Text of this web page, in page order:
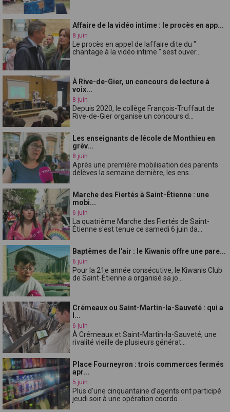
Affaire de la vidéo intime : le procès en app...
8 juin
Le procès en appel de laffaire dite du "
chantage à la vidéo intime " sest ouver...
À Rive-de-Gier, un concours de lecture à
voix...
8 juin
Depuis 2020, le collège François-Truffaut de
Rive-de-Gier organise un concours d...
Les enseignants de lécole de Monthieu en
grèv...
8 juin
Après une première mobilisation des parents
délèves la semaine dernière, les ens...
Marche des Fiertés à Saint-Étienne : une
mobi...
6 juin
La quatrième Marche des Fiertés de Saint-
Étienne s'est tenue ce samedi 6 juin da...
Baptêmes de l'air : le Kiwanis offre une pare...
6 juin
Pour la 21e année consécutive, le Kiwanis Club
de Saint-Étienne a organisé sa jo...
Crémeaux ou Saint-Martin-la-Sauveté : qui a
l...
6 juin
À Crémeaux et Saint-Martin-la-Sauveté, une
rivalité vieille de plusieurs générat...
Place Fourneyron : trois commerces fermés
apr...
5 juin
Plus d'une cinquantaine d'agents ont participé
jeudi soir à une opération coordo...